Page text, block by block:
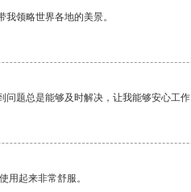
领略世界各地的美景。
问题总是能够及时解决，让我能够安心工
用起来非常舒服。